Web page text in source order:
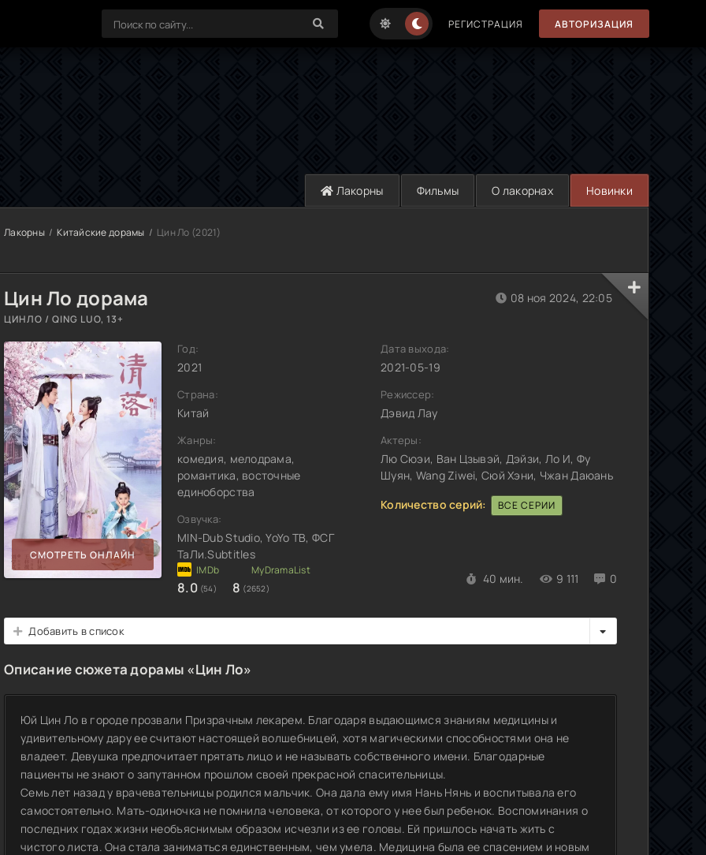
РЕГИСТРАЦИЯ АВТОРИЗАЦИЯ
Лакорны Фильмы О лакорнах Новинки
Лакорны Китайские дорамы Цин Ло (2021)
Цин Ло дорама
ЦИНЛО / QING LUO, 13+
СМОТРЕТЬ ОНЛАЙН
Год:
2021
Страна:
Китай
Жанры:
комедия, мелодрама,
романтика, восточные
единоборства
Озвучка:
MIN-Dub Studio, YoYo ТВ, ФСГ
ТаЛи.Subtitles
8.0 (54) 8 (2652)
40 мин. 9 111 0
08 ноя 2024, 22:05
Дата выхода:
2021-05-19
Режиссер:
Дэвид Лау
Актеры:
Лю Сюэи, Ван Цзывэй, Дэйзи, Ло И, Фу
Шуян, Wang Ziwei, Сюй Хэни, Чжан Даюань
Количество серий:
ВСЕ СЕРИИ
Добавить в список
Описание сюжета дорамы «Цин Ло»
Юй Цин Ло в городе прозвали Призрачным лекарем. Благодаря выдающимся знаниям медицины и
удивительному дару ее считают настоящей волшебницей, хотя магическими способностями она не
владеет. Девушка предпочитает прятать лицо и не называть собственного имени. Благодарные
пациенты не знают о запутанном прошлом своей прекрасной спасительницы.
Семь лет назад у врачевательницы родился мальчик. Она дала ему имя Нань Нянь и воспитывала его
самостоятельно. Мать-одиночка не помнила человека, от которого у нее был ребенок. Воспоминания о
последних годах жизни необъяснимым образом исчезли из ее головы. Ей пришлось начать жить с
чистого листа. Она стала заниматься единственным, чем умела. Медицина была ее спасением и новым